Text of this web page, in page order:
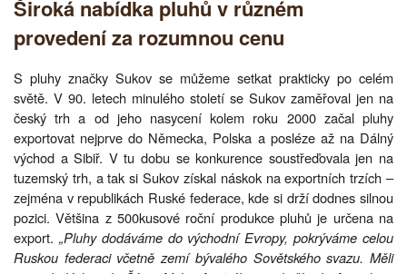
Široká nabídka pluhů v různém
provedení za rozumnou cenu
S pluhy značky Sukov se můžeme setkat prakticky po celém
světě. V 90. letech minulého století se Sukov zaměřoval jen na
český trh a od jeho nasycení kolem roku 2000 začal pluhy
exportovat nejprve do Německa, Polska a posléze až na Dálný
východ a Sibiř. V tu dobu se konkurence soustřeďovala jen na
tuzemský trh, a tak si Sukov získal náskok na exportních trzích –
zejména v republikách Ruské federace, kde si drží dodnes silnou
pozici. Většina z 500kusové roční produkce pluhů je určena na
export. „Pluhy dodáváme do východní Evropy, pokrýváme celou
Ruskou federaci včetně zemí bývalého Sovětského svazu. Měli